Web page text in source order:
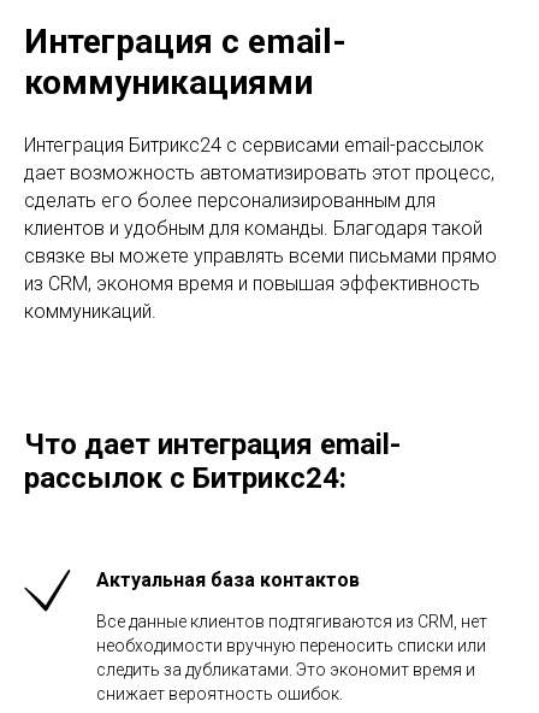
Интеграция с email-
коммуникациями
Интеграция Битрикс24 с сервисами email-рассылок
дает возможность автоматизировать этот процесс,
сделать его более персонализированным для
клиентов и удобным для команды. Благодаря такой
связке вы можете управлять всеми письмами прямо
из CRM, экономя время и повышая эффективность
коммуникаций.
Что дает интеграция email-
рассылок с Битрикс24:
Актуальная база контактов
Все данные клиентов подтягиваются из CRM, нет
необходимости вручную переносить списки или
следить за дубликатами. Это экономит время и
снижает вероятность ошибок.